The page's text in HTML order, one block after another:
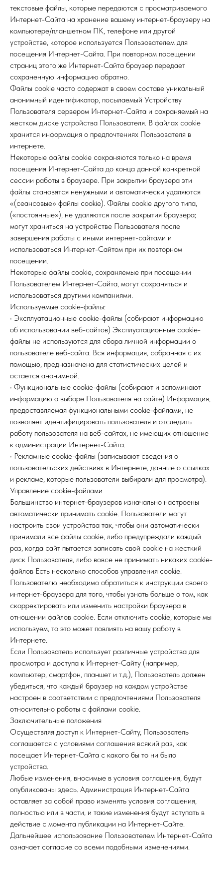
текстовые файлы, которые передаются с просматриваемого
Интернет-Сайта на хранение вашему интернет-браузеру на
компьютере/планшетном ПК, телефоне или другой
устройстве, которое используется Пользователем для
посещения Интернет-Сайта. При повторном посещении
страниц этого же Интернет-Сайта браузер передает
сохраненную информацию обратно.
Файлы cookie часто содержат в своем составе уникальный
анонимный идентификатор, посылаемый Устройству
Пользователя сервером Интернет-Сайта и сохраняемый на
жестком диске устройства Пользователя. В файлах cookie
хранится информация о предпочтениях Пользователя в
интернете.
Некоторые файлы cookie сохраняются только на время
посещения Интернет-Сайта до конца данной конкретной
сессии работы в браузере. При закрытии браузера эти
файлы становятся ненужными и автоматически удаляются
«(сеансовые» файлы cookie). Файлы cookie другого типа,
(«постоянные»), не удаляются после закрытия браузера;
могут храниться на устройстве Пользователя после
завершения работы с иными интернет-сайтами и
использоваться Интернет-Сайтом при их повторном
посещении.
Некоторые файлы cookie, сохраняемые при посещении
Пользователем Интернет-Сайта, могут сохраняться и
использоваться другими компаниями.
Используемые сookie-файлы:
• Эксплуатационные cookie-файлы (собирают информацию
об использовании веб-сайтов) Эксплуатационные cookie-
файлы не используются для сбора личной информации о
пользователе веб-сайта. Вся информация, собранная с их
помощью, предназначена для статистических целей и
остается анонимной.
• Функциональные cookie-файлы (собирают и запоминают
информацию о выборе Пользователя на сайте) Информация,
предоставляемая функциональными cookie-файлами, не
позволяет идентифицировать пользователя и отследить
работу пользователя на веб-сайтах, не имеющих отношение
к администрации Интернет-Сайта.
• Рекламные cookie-файлы (записывают сведения о
пользовательских действиях в Интернете, данные о ссылках
и рекламе, которые пользователи выбирали для просмотра).
Управление cookie-файлами
Большинство интернет-браузеров изначально настроены
автоматически принимать cookie. Пользователи могут
настроить свои устройства так, чтобы они автоматически
принимали все файлы cookie, либо предупреждали каждый
раз, когда сайт пытается записать свой cookie на жесткий
диск Пользователя, либо вовсе не принимать никаких cookie-
файлов Есть несколько способов управления cookie.
Пользователю необходимо обратиться к инструкции своего
интернет-браузера для того, чтобы узнать больше о том, как
скорректировать или изменить настройки браузера в
отношении файлов cookie. Если отключить cookie, которые мы
используем, то это может повлиять на вашу работу в
Интернете.
Если Пользователь использует различные устройства для
просмотра и доступа к Интернет-Сайту (например,
компьютер, смартфон, планшет и т.д.), Пользователь должен
убедиться, что каждый браузер на каждом устройстве
настроен в соответствии с предпочтениями Пользователя
относительно работы с файлами cookie.
Заключительные положения
Осуществляя доступ к Интернет-Сайту, Пользователь
соглашается с условиями соглашения всякий раз, как
посещает Интернет-Сайта с какого бы то ни было
устройства.
Любые изменения, вносимые в условия соглашения, будут
опубликованы здесь. Администрация Интернет-Сайта
оставляет за собой право изменять условия соглашения,
полностью или в части, и такие изменения будут вступать в
действие с момента публикации на Интернет-Сайте.
Дальнейшее использование Пользователем Интернет-Сайта
означает согласие со всеми подобными изменениями.